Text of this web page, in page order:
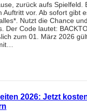
zurück aufs Spielfeld.
Auftritt vor. Ab sofort gibt
Nutzt die Chance
Der Code lautet:
zum 01. März 2026
2026: Jetzt